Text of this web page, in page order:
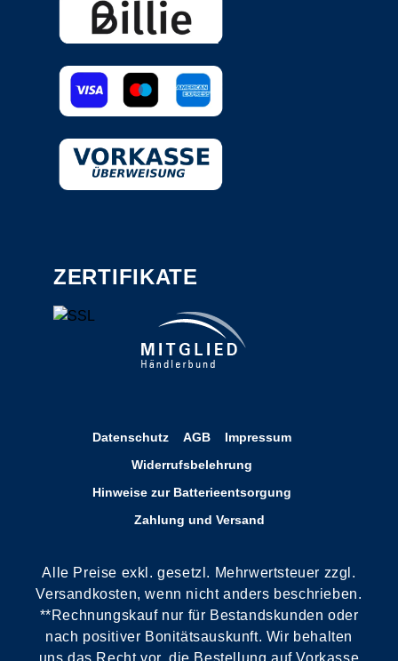
ZERTIFIKATE
Datenschutz AGB
Impressum
Widerrufsbelehrung
Hinweise zur Batterieentsorgung
Zahlung und Versand
Alle Preise exkl. gesetzl. Mehrwertsteuer zzgl.
Versandkosten, wenn nicht anders beschrieben.
**Rechnungskauf nur für Bestandskunden oder
nach positiver Bonitätsauskunft. Wir behalten
uns das Recht vor, die Bestellung auf Vorkasse